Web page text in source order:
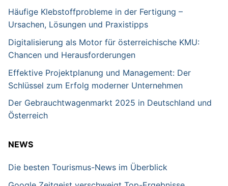
Häufige Klebstoffprobleme in der Fertigung –
Ursachen, Lösungen und Praxistipps
Digitalisierung als Motor für österreichische KMU:
Chancen und Herausforderungen
Effektive Projektplanung und Management: Der
Schlüssel zum Erfolg moderner Unternehmen
Der Gebrauchtwagenmarkt 2025 in Deutschland und
Österreich
NEWS
Die besten Tourismus-News im Überblick